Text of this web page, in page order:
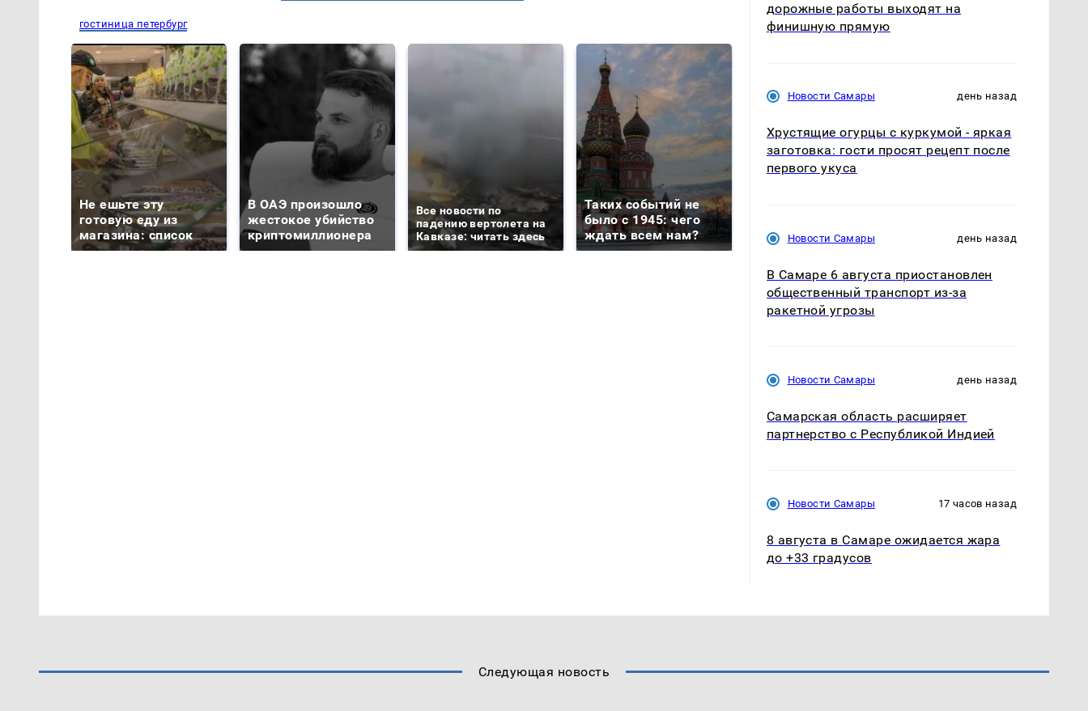
гостиница петербург
Не ешьте эту
готовую еду из
магазина: список
В ОАЭ произошло
жестокое убийство
криптомиллионера
Все новости по
падению вертолета на
Кавказе: читать здесь
Таких событий не
было с 1945: чего
ждать всем нам?
продукта: что купить?
подожгли.
дорожные работы выходят на
финишную прямую
Новости Самары день назад
Хрустящие огурцы с куркумой - яркая
заготовка: гости просят рецепт после
первого укуса
Новости Самары день назад
В Самаре 6 августа приостановлен
общественный транспорт из-за
ракетной угрозы
Новости Самары день назад
Самарская область расширяет
партнерство с Республикой Индией
Новости Самары 17 часов назад
8 августа в Самаре ожидается жара
до +33 градусов
Следующая новость